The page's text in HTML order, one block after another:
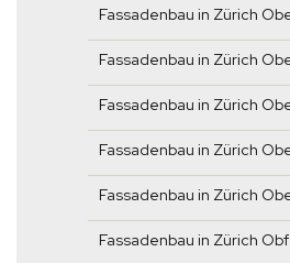
Fassadenbau in Zürich
Fassadenbau in Zürich
Fassadenbau in Zürich
Fassadenbau in Zürich
Fassadenbau in Zürich
Fassadenbau in Zürich